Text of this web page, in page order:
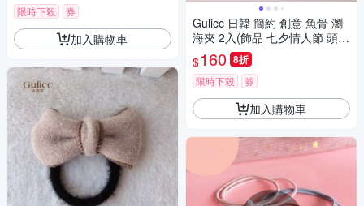
限時下殺 券
加入購物車
Gulicc 日韓 簡約 創意 魚骨 瀏
海夾 2入(飾品 七夕情人節 頭飾
髮帶 髮箍 生日禮物 主題穿搭
約會 )
$160 8折
限時下殺 券
加入購物車